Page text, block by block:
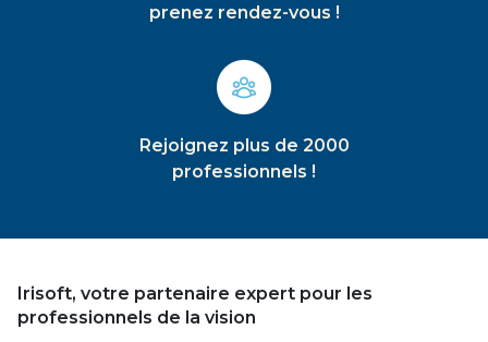
prenez rendez-vous !
Rejoignez plus de 2000
professionnels !
Irisoft, votre partenaire expert pour les
professionnels de la vision